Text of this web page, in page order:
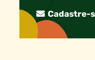
Cadastre-